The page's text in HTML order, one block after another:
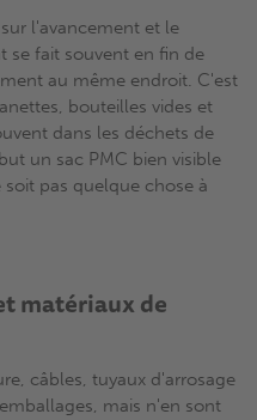
l'avancement et le
se fait souvent en fin de
au même endroit. C'est
bouteilles vides et
dans les déchets de
un sac PMC bien visible
pas quelque chose à
matériaux de
câbles, tuyaux d'arrosage
mais n'en sont